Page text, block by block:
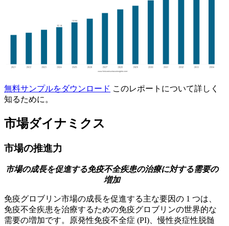
無料サンプルをダウンロード このレポートについて詳しく
知るために。
市場ダイナミクス
市場の推進力
市場の成長を促進する免疫不全疾患の治療に対する需要の
増加
免疫グロブリン市場の成長を促進する主な要因の 1 つは、
免疫不全疾患を治療するための免疫グロブリンの世界的な
需要の増加です。原発性免疫不全症 (PI)、慢性炎症性脱髄